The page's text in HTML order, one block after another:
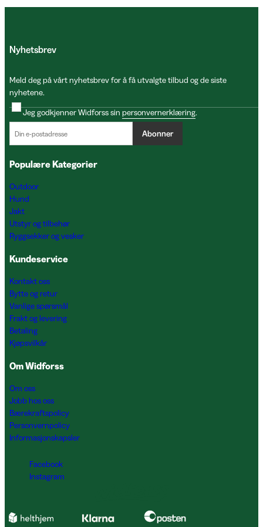
Nyhetsbrev
Meld deg på vårt nyhetsbrev for å få utvalgte tilbud og de siste
nyhetene.
Jeg godkjenner Widforss sin personvernerklæring.
Abonner
Populære Kategorier
Outdoor
Hund
Jakt
Utstyr og tilbehør
Ryggsekker og vesker
Kundeservice
Kontakt oss
Bytte og retur
Vanlige spørsmål
Frakt og levering
Betaling
Kjøpsvilkår
Om Widforss
Om oss
Jobb hos oss
Bærekraftspolicy
Personvernpolicy
Informasjonskapsler
Facebook
Instagram